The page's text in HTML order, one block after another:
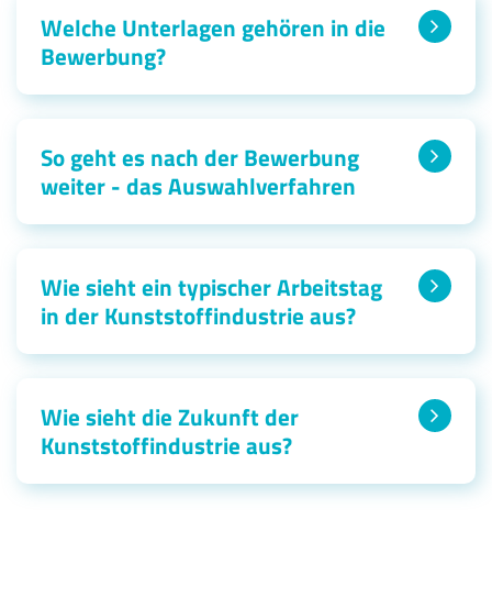
Welche Unterlagen gehören in die
Bewerbung?
So geht es nach der Bewerbung
weiter - das Auswahlverfahren
Wie sieht ein typischer Arbeitstag
in der Kunststoffindustrie aus?
Wie sieht die Zukunft der
Kunststoffindustrie aus?